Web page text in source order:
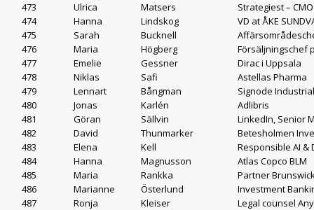
473
Ulrica Matsers
Strategiest –
474
Hanna Lindskog
VD at ÅKE
475
Sarah Bucknell
476
Maria Högberg
Försäljningschef
477
Emelie Gessner
Dirac i Uppsala
478
Niklas Safi
Astellas Pharma
479
Lennart Bångman
Signode
480
Jonas Karlén
Adlibris
481
Göran Sällvin
LinkedIn, Senior
482
David Thunmarker
Betesholmen
483
Elena Kell
Responsible AI &
484
Hanna Magnusson
Atlas Copco BLM
485
Maria Rankka
Partner
486
Marianne Österlund
Investment
487
Ronja Kleiser
Legal counsel